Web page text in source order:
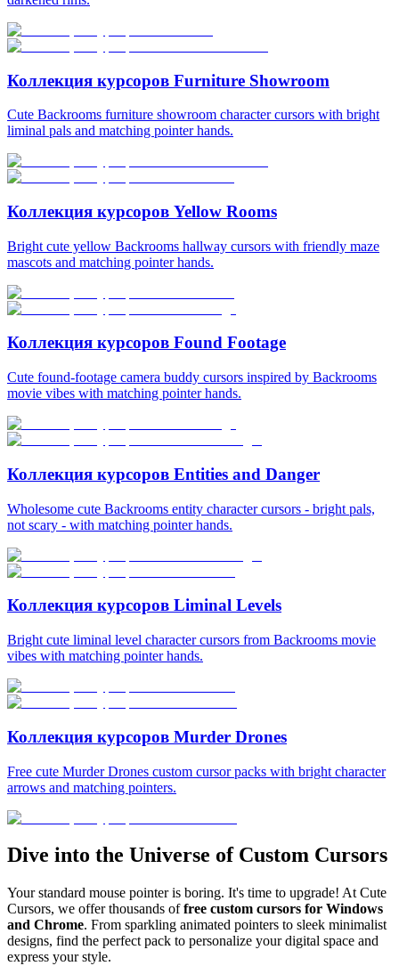
Коллекция курсоров Furniture Showroom
Cute Backrooms furniture showroom character cursors with bright
liminal pals and matching pointer hands.
Коллекция курсоров Yellow Rooms
Bright cute yellow Backrooms hallway cursors with friendly maze
mascots and matching pointer hands.
Коллекция курсоров Found Footage
Cute found-footage camera buddy cursors inspired by Backrooms
movie vibes with matching pointer hands.
Коллекция курсоров Entities and Danger
Wholesome cute Backrooms entity character cursors - bright pals,
not scary - with matching pointer hands.
Коллекция курсоров Liminal Levels
Bright cute liminal level character cursors from Backrooms movie
vibes with matching pointer hands.
Коллекция курсоров Murder Drones
Free cute Murder Drones custom cursor packs with bright character
arrows and matching pointers.
Dive into the Universe of Custom Cursors
Your standard mouse pointer is boring. It's time to upgrade! At Cute
Cursors, we offer thousands offree custom cursors for Windows
and Chrome. From sparkling animated pointers to sleek minimalist
designs, find the perfect pack to personalize your digital space and
express your style.